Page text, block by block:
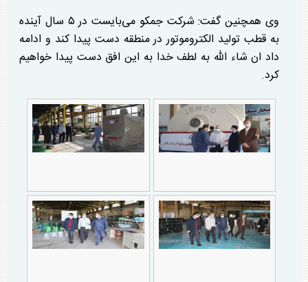
وی همچنین گفت: شرکت جمکو می‌بایست در ۵ سال آینده
به قطب تولید الکتروموتور در منطقه دست پیدا کند و ادامه
داد ان شاء الله به لطف خدا به این افق دست پیدا خواهیم
کرد.